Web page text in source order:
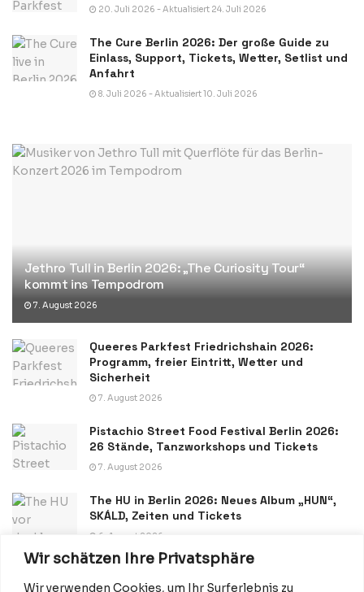
Wir schätzen Ihre Privatsphäre
Wir verwenden Cookies, um Ihr Surferlebnis zu
20. Juli 2026 - Aktualisiert 24. Juli 2026
The Cure Berlin 2026: Der große Guide zu
Einlass, Support, Tickets, Wetter, Setlist und
Anfahrt
8. Juli 2026 - Aktualisiert 10. Juli 2026
Jethro Tull in Berlin 2026: „The Curiosity Tour“
kommt ins Tempodrom
7. August 2026
Queeres Parkfest Friedrichshain 2026:
Programm, freier Eintritt, Wetter und
Sicherheit
7. August 2026
Pistachio Street Food Festival Berlin 2026:
26 Stände, Tanzworkshops und Tickets
7. August 2026
The HU in Berlin 2026: Neues Album „HUN“,
SKÁLD, Zeiten und Tickets
6. August 2026